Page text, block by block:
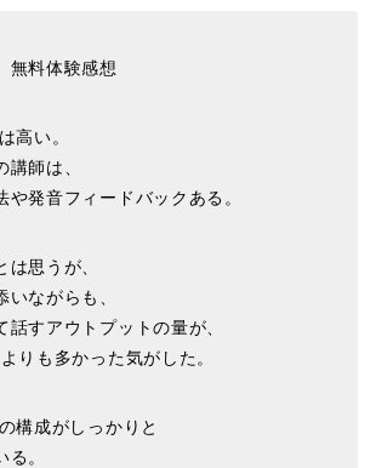
料体験感想
高い。
講師は、
や発音フィードバックある。
は思うが、
いながらも、
話すアウトプットの量が、
りも多かった気がした。
構成がしっかりと
。